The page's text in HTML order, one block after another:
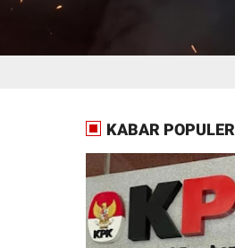
KABAR POPULER